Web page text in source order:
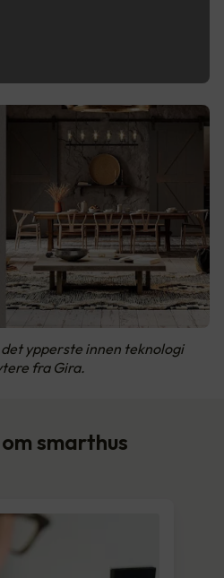
ypperste innen teknologi
fra Gira.
smarthus